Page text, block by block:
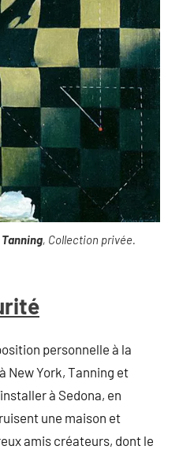
, Collection privée.
personnelle à la
New York, Tanning et
à Sedona, en
une maison et
amis créateurs, dont le